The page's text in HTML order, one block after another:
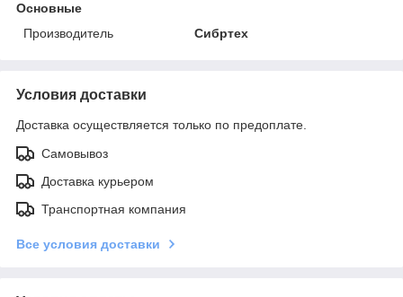
Основные
Производитель
Сибртех
Условия доставки
Доставка осуществляется только по предоплате.
Самовывоз
Доставка курьером
Транспортная компания
Все условия доставки